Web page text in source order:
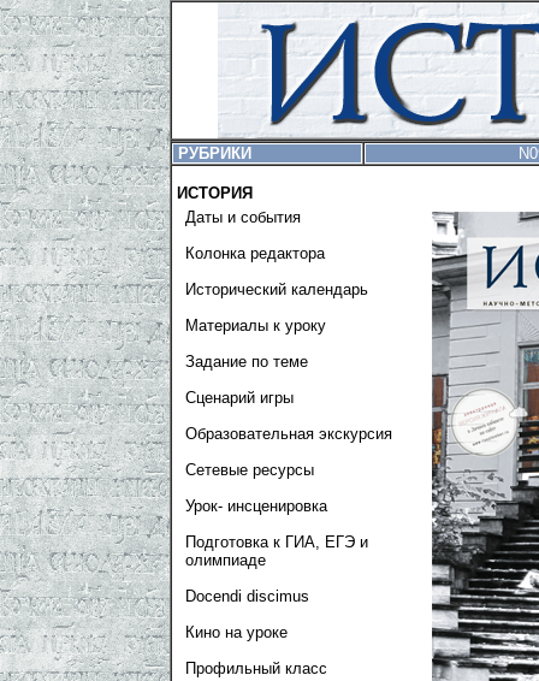
РУБРИКИ
ИСТОРИЯ
Даты и события
Колонка редактора
Исторический календарь
Материалы к уроку
Задание по теме
Сценарий игры
Образовательная экскурсия
Сетевые ресурсы
Урок- инсценировка
Подготовка к ГИА, ЕГЭ и
олимпиаде
Docendi discimus
Кино на уроке
Профильный класс